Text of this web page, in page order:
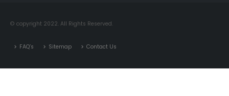
© copyright 2022. All Rights Reserved.
FAQ’s Sitemap Contact Us